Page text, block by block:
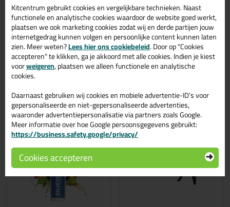
morgen in huis.
Wil je meer weten over de toepassing en kenmerken van dit
product?Lees alles over dit product >
Gerelateerde producten
Kitcentrum gebruikt cookies en vergelijkbare technieken. Naast
functionele en analytische cookies waardoor de website goed werkt,
plaatsen we ook marketing cookies zodat wij en derde partijen jouw
internetgedrag kunnen volgen en persoonlijke content kunnen laten
zien. Meer weten?Lees hier ons cookiebeleid. Door op "Cookies
accepteren" te klikken, ga je akkoord met alle cookies. Indien je kiest
voorweigeren, plaatsen we alleen functionele en analytische
cookies.
Daarnaast gebruiken wij cookies en mobiele advertentie-ID’s voor
gepersonaliseerde en niet-gepersonaliseerde advertenties,
waaronder advertentiepersonalisatie via partners zoals Google.
Meer informatie over hoe Google persoonsgegevens gebruikt:
https://business.safety.google/privacy/
Cookies accepteren